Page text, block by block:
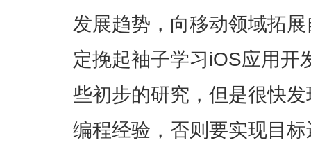
发展趋势，向移动领域拓
定挽起袖子学习iOS应用开
些初步的研究，但是很快
编程经验，否则要实现目